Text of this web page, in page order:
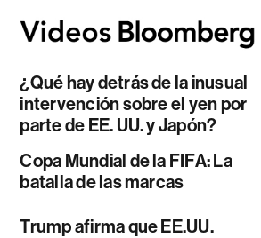
¿Qué hay detrás de la inusual
intervención sobre el yen por
parte de EE. UU. y Japón?
Copa Mundial de la FIFA: La
batalla de las marcas
Trump afirma que EE.UU.